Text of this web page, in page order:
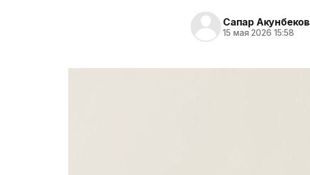
Сапар Акунбеков
15 мая 2026 15:58